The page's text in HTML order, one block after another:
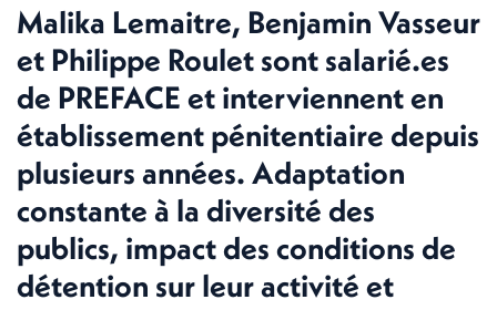
Malika Lemaitre, Benjamin Vasseur
et Philippe Roulet sont salarié.es
de PREFACE et interviennent en
établissement pénitentiaire depuis
plusieurs années. Adaptation
constante à la diversité des
publics, impact des conditions de
détention sur leur activité et